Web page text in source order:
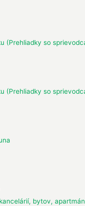
(Prehliadky so
(Prehliadky so
bytov,